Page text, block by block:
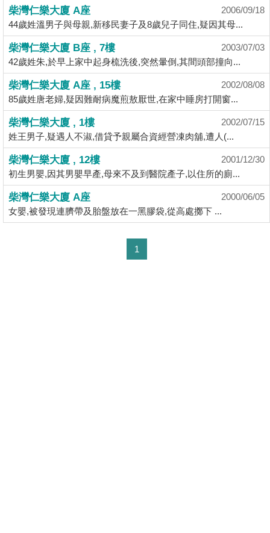
揭
地
產
博
客
地
產
新
聞
數
據
公
柴灣仁樂大廈 A座
2006/09/18
44歲姓溫男子與母親,新移民妻子及8歲兒子同住,疑因其母...
柴灣仁樂大廈 B座 , 7樓
2003/07/03
42歲姓朱,於早上家中起身梳洗後,突然暈倒,其間頭部撞向...
柴灣仁樂大廈 A座 , 15樓
2002/08/08
85歲姓唐老婦,疑因難耐病魔煎敖厭世,在家中睡房打開窗...
柴灣仁樂大廈 , 1樓
2002/07/15
姓王男子,疑遇人不淑,借貸予親屬合資經營凍肉舖,遭人(...
柴灣仁樂大廈 , 12樓
2001/12/30
初生男嬰,因其男嬰早產,母來不及到醫院產子,以住所的廁...
柴灣仁樂大廈 A座
2000/06/05
女嬰,被發現連臍帶及胎盤放在一黑膠袋,從高處擲下 ...
1